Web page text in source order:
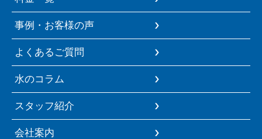
事例・お客様の声
よくあるご質問
水のコラム
スタッフ紹介
会社案内